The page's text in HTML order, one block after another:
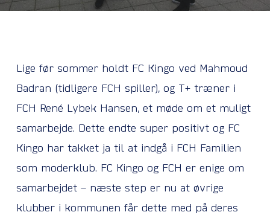
Lige før sommer holdt FC Kingo ved Mahmoud
Badran (tidligere FCH spiller), og T+ træner i
FCH René Lybek Hansen, et møde om et muligt
samarbejde. Dette endte super positivt og FC
Kingo har takket ja til at indgå i FCH Familien
som moderklub. FC Kingo og FCH er enige om
samarbejdet – næste step er nu at øvrige
klubber i kommunen får dette med på deres